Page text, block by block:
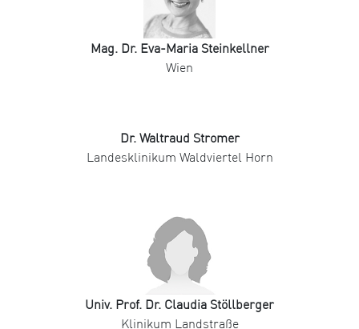
Mag. Dr. Eva-Maria Steinkellner
Wien
Dr. Waltraud Stromer
Landesklinikum Waldviertel Horn
Univ. Prof. Dr. Claudia Stöllberger
Klinikum Landstraße